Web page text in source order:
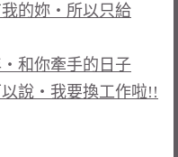
我的妳‧所以只給
‧和你牽手的日子
以說‧我要換工作啦!!